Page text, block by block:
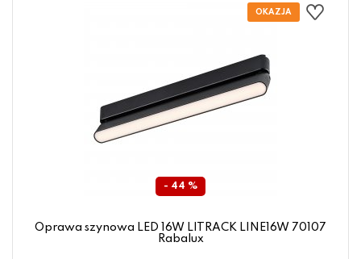
- 44 %
Oprawa szynowa LED 16W LITRACK LINE16W 70107
Rabalux